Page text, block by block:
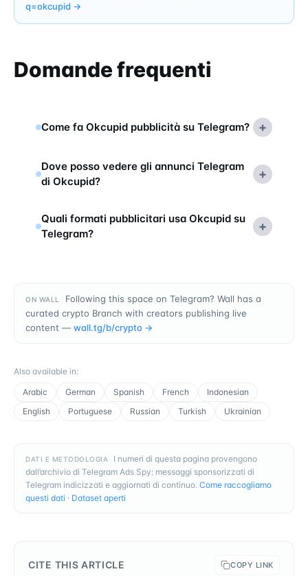
q=okcupid →
Domande frequenti
Come fa Okcupid pubblicità su Telegram? +
Dove posso vedere gli annunci Telegram
di Okcupid?
+
Quali formati pubblicitari usa Okcupid su
Telegram?
+
ON WALL
Following this space on Telegram? Wall has a
curated crypto Branch with creators publishing live
content — wall.tg/b/crypto →
Also available in:
Arabic
German Spanish French
Indonesian
English
Portuguese Russian Turkish Ukrainian
DATI E METODOLOGIA
I numeri di questa pagina provengono
dall’archivio di Telegram Ads Spy: messaggi sponsorizzati di
Telegram indicizzati e aggiornati di continuo. Come raccogliamo
questi dati · Dataset aperti
CITE THIS ARTICLE COPY LINK